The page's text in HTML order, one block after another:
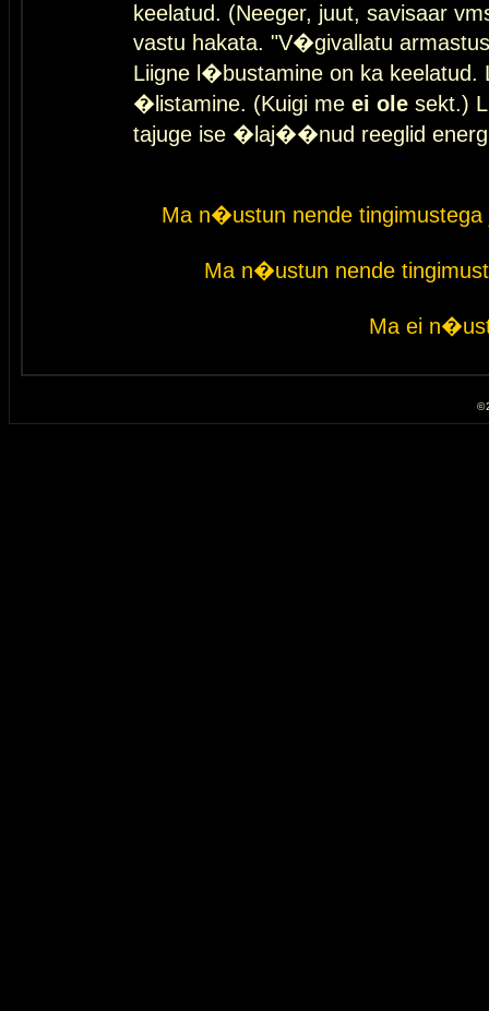
keelatud. (Neeger, juut, savisaar
vastu hakata. "V�givallatu
Liigne l�bustamine on ka keelatud.
�listamine. (Kuigi me ei ole sekt.)
tajuge ise �laj��nud reeglid
Ma n�ustun nende
Ma n�ustun nende
Ma ei
©